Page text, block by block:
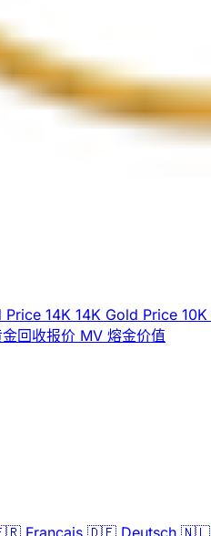
Price 14K 14K Gold Price 10K
回收报价 MV 熔金价值
Français 🇩🇪 Deutsch 🇳🇱